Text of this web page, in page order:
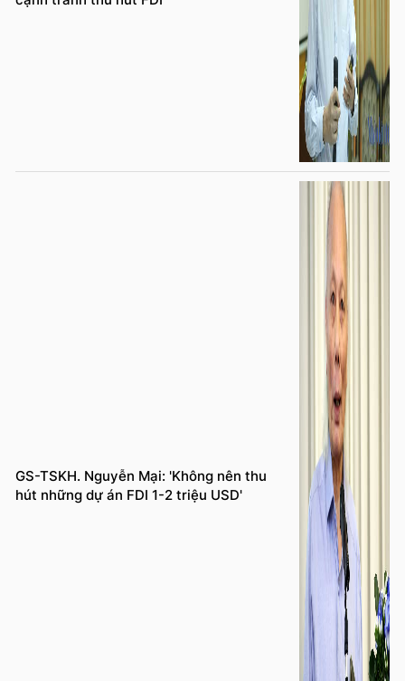
GS-TSKH. Nguyễn Mại: 'Không nên thu
hút những dự án FDI 1-2 triệu USD'